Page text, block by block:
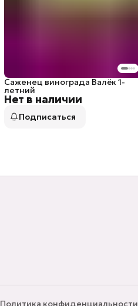
Нет в наличии
Саженец винограда Валёк 1-
летний
Подписаться
Политика конфиденциальности